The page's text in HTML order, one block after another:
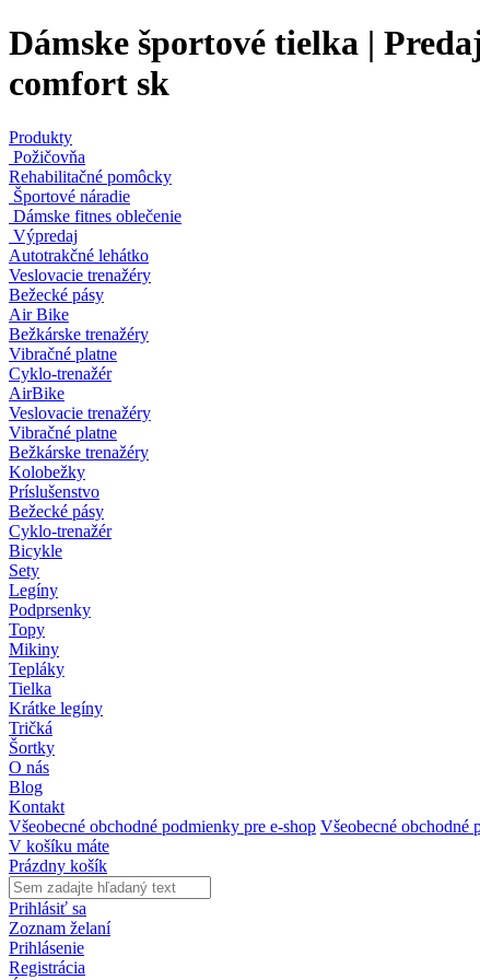
Dámske športové tielka |
comfort sk
Produkty
Požičovňa
Rehabilitačné pomôcky
Športové náradie
Dámske fitnes oblečenie
Výpredaj
Autotrakčné lehátko
Veslovacie trenažéry
Bežecké pásy
Air Bike
Bežkárske trenažéry
Vibračné platne
Cyklo-trenažér
AirBike
Veslovacie trenažéry
Vibračné platne
Bežkárske trenažéry
Kolobežky
Príslušenstvo
Bežecké pásy
Cyklo-trenažér
Bicykle
Sety
Legíny
Podprsenky
Topy
Mikiny
Tepláky
Tielka
Krátke legíny
Tričká
Šortky
O nás
Blog
Kontakt
Všeobecné obchodné podmienky pre e-shop Všeobecné obchodné
V košíku máte
Prázdny košík
Prihlásiť sa
Zoznam želaní
Prihlásenie
Registrácia